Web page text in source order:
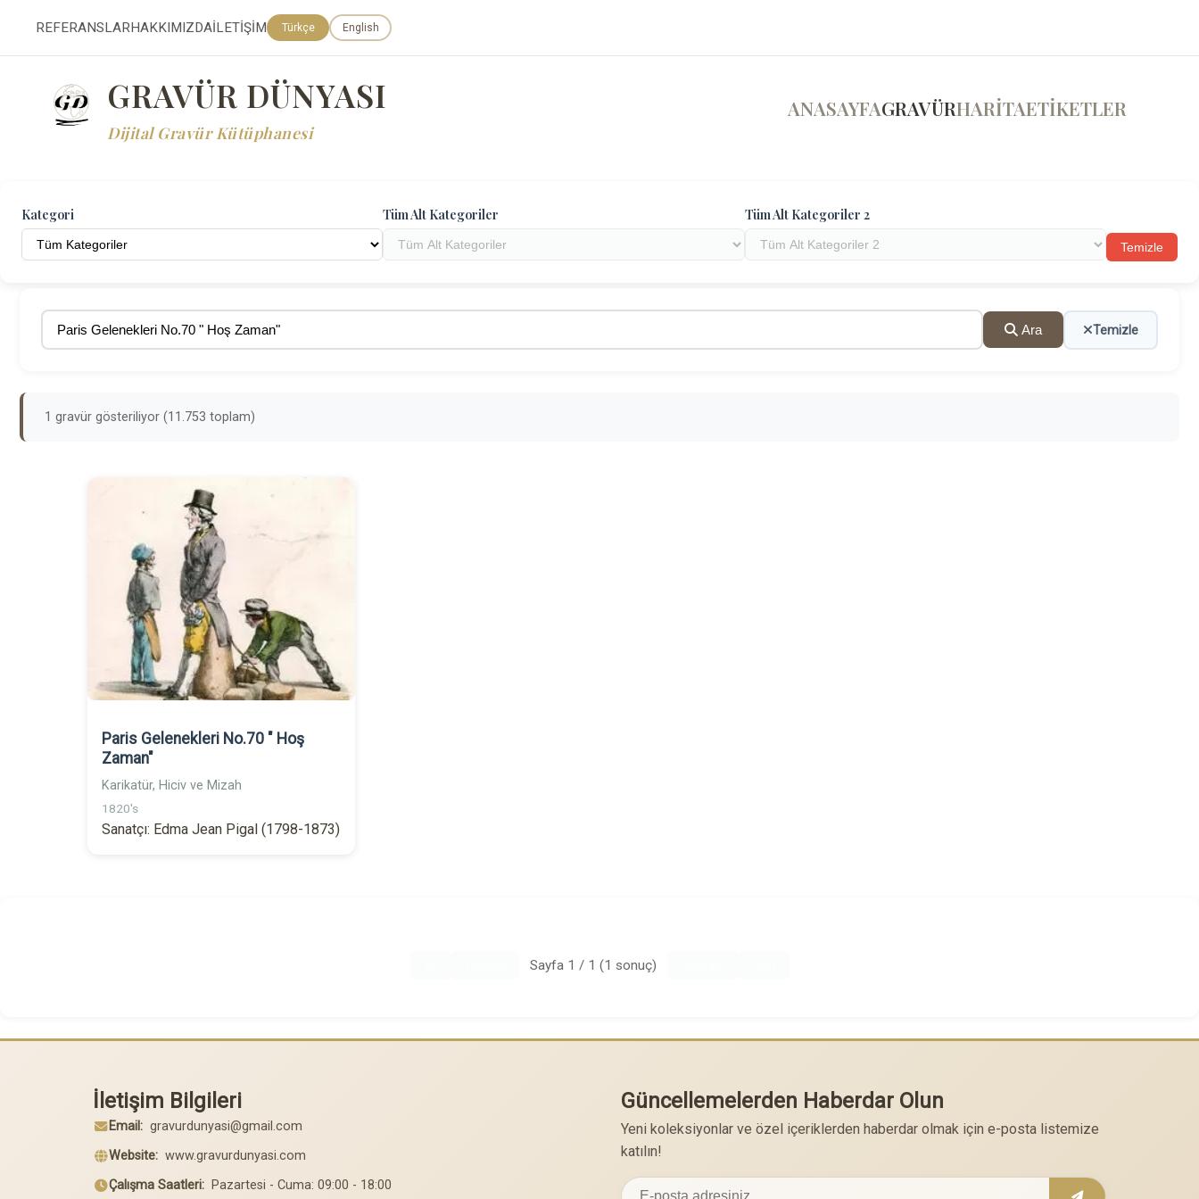
REFERANSLARHAKKIMIZDAİLETİŞİM Türkçe English
GRAVÜR DÜNYASI
Dijital Gravür Kütüphanesi
ANASAYFAGRAVÜRHARİTAETİKETLER
Kategori Tüm Alt Kategoriler Tüm Alt Kategoriler 2
Temizle
Ara Temizle
1 gravür gösteriliyor (11.753 toplam)
Paris Gelenekleri No.70 " Hoş
Zaman"
Karikatür, Hiciv ve Mizah
1820's
Sanatçı: Edma Jean Pigal (1798-1873)
Sayfa 1 / 1 (1 sonuç)
İletişim Bilgileri
Email: gravurdunyasi@gmail.com
Website: www.gravurdunyasi.com
Çalışma Saatleri: Pazartesi - Cuma: 09:00 - 18:00
Güncellemelerden Haberdar Olun
Yeni koleksiyonlar ve özel içeriklerden haberdar olmak için e-posta listemize
katılın!